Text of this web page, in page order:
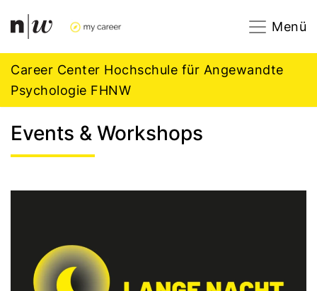
Navigation
Menü
Career Center Hochschule für Angewandte
Psychologie FHNW
Events & Workshops
Footer